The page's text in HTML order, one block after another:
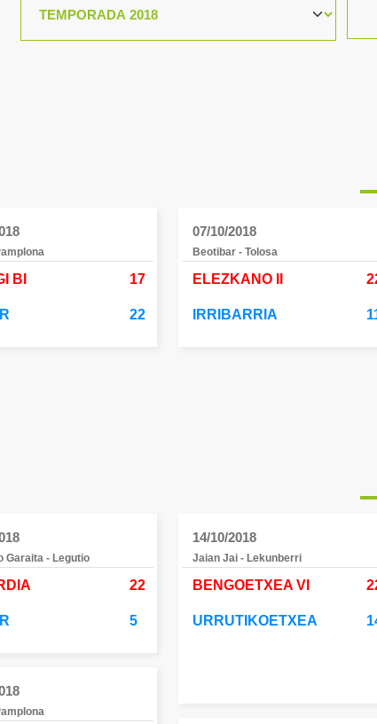
BI 17
22
07/10/2018
Beotibar - Tolosa
ELEZKANO II
IRRIBARRIA
Garaita - Legutio
22
5
14/10/2018
Jaian Jai - Lekunberri
BENGOETXEA VI
URRUTIKOETXEA